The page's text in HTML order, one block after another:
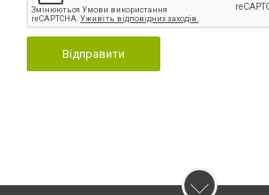
Відправити